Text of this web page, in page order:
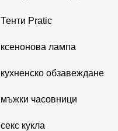
Тенти Pratic
ксенонова лампа
кухненско обзавеждане
мъжки часовници
секс кукла